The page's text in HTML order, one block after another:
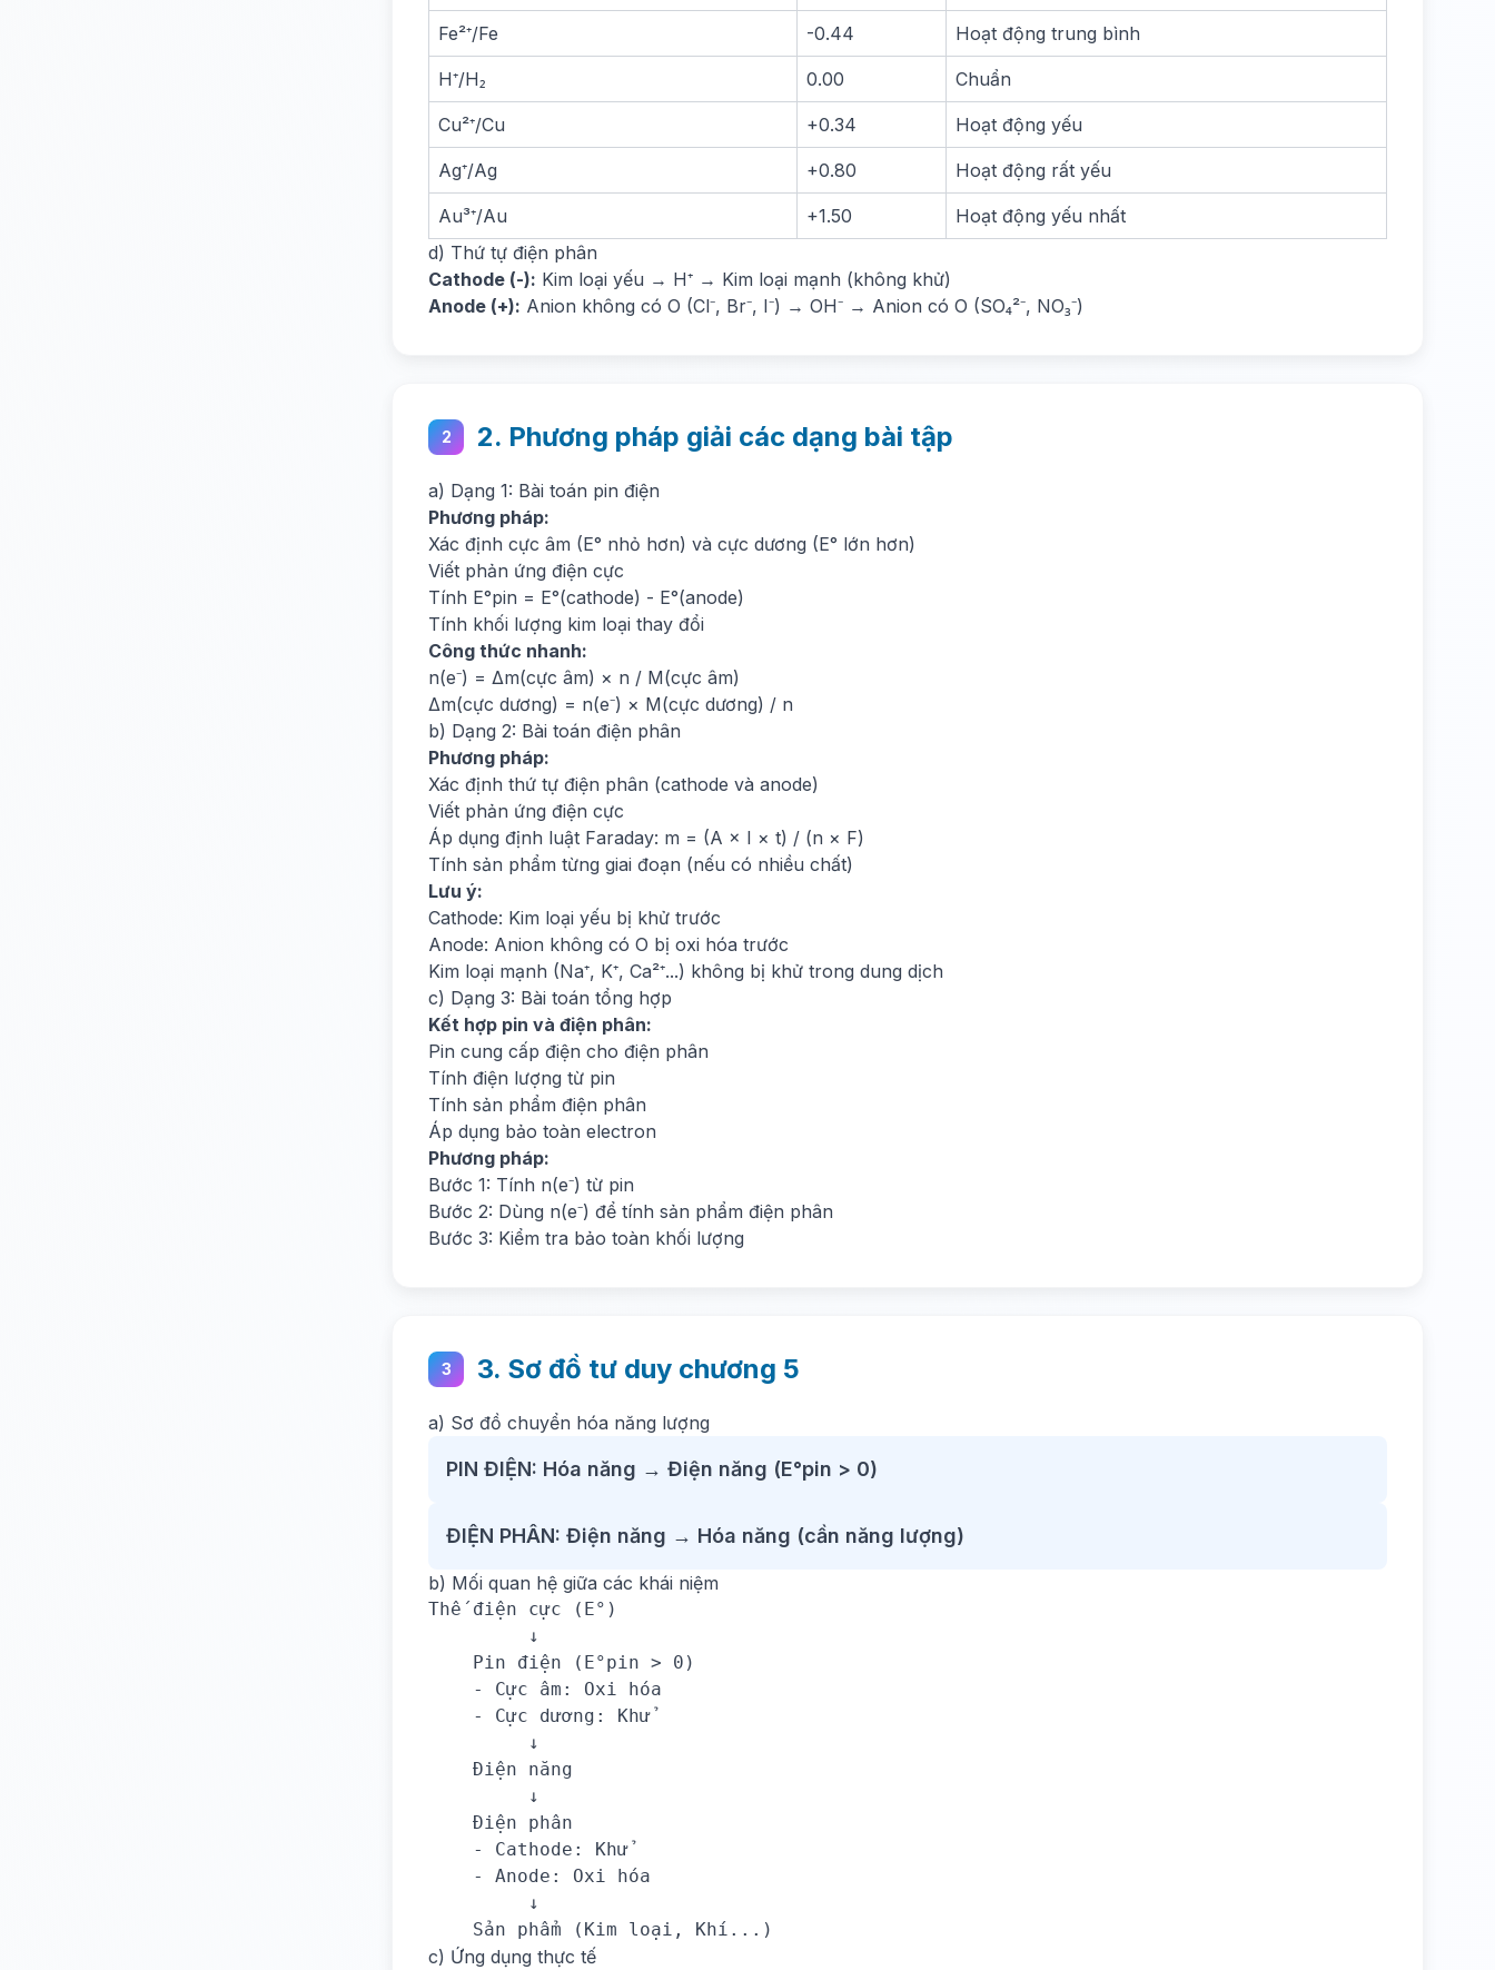
Fe²⁺/Fe -0.44 Hoạt động trung bình
H⁺/H₂ 0.00 Chuẩn
Cu²⁺/Cu +0.34 Hoạt động yếu
Ag⁺/Ag +0.80 Hoạt động rất yếu
Au³⁺/Au +1.50
Hoạt động yếu nhất
d) Thứ tự điện phân
Cathode (-): Kim loại yếu → H⁺ → Kim loại mạnh (không khử)
Anode (+): Anion không có O (Cl⁻, Br⁻, I⁻) → OH⁻ → Anion có O (SO₄²⁻, NO₃⁻)
2 2. Phương pháp giải các dạng bài tập
a) Dạng 1: Bài toán pin điện
Phương pháp:
Xác định cực âm (E° nhỏ hơn) và cực dương (E° lớn hơn)
Viết phản ứng điện cực
Tính E°pin = E°(cathode) - E°(anode)
Tính khối lượng kim loại thay đổi
Công thức nhanh:
n(e⁻) = Δm(cực âm) × n / M(cực âm)
Δm(cực dương) = n(e⁻) × M(cực dương) / n
b) Dạng 2: Bài toán điện phân
Phương pháp:
Xác định thứ tự điện phân (cathode và anode)
Viết phản ứng điện cực
Áp dụng định luật Faraday: m = (A × I × t) / (n × F)
Tính sản phẩm từng giai đoạn (nếu có nhiều chất)
Lưu ý:
Cathode: Kim loại yếu bị khử trước
Anode: Anion không có O bị oxi hóa trước
Kim loại mạnh (Na⁺, K⁺, Ca²⁺...) không bị khử trong dung dịch
c) Dạng 3: Bài toán tổng hợp
Kết hợp pin và điện phân:
Pin cung cấp điện cho điện phân
Tính điện lượng từ pin
Tính sản phẩm điện phân
Áp dụng bảo toàn electron
Phương pháp:
Bước 1: Tính n(e⁻) từ pin
Bước 2: Dùng n(e⁻) để tính sản phẩm điện phân
Bước 3: Kiểm tra bảo toàn khối lượng
3 3. Sơ đồ tư duy chương 5
a) Sơ đồ chuyển hóa năng lượng
PIN ĐIỆN: Hóa năng → Điện năng (E°pin > 0)
ĐIỆN PHÂN: Điện năng → Hóa năng (cần năng lượng)
b) Mối quan hệ giữa các khái niệm
Thế điện cực (E°)
         ↓
    Pin điện (E°pin > 0)
    - Cực âm: Oxi hóa
    - Cực dương: Khử
         ↓
    Điện năng
         ↓
    Điện phân
    - Cathode: Khử
    - Anode: Oxi hóa
         ↓
    Sản phẩm (Kim loại, Khí...)
c) Ứng dụng thực tế